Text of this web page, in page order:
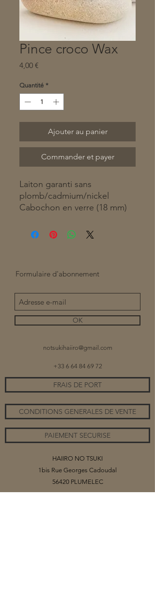
Pince croco Wax
4,00 €
Quantité *
Ajouter au panier
Commander et payer
Laiton garanti sans
plomb/cadmium/nickel
Cabochon en verre (18 mm)
Formulaire d'abonnement
OK
notsukihaiiro@gmail.com
+33 6 64 84 69 72
FRAIS DE PORT
CONDITIONS GENERALES DE VENTE
PAIEMENT SECURISE
HAIIRO NO TSUKI
1bis Rue Georges Cadoudal
56420 PLUMELEC